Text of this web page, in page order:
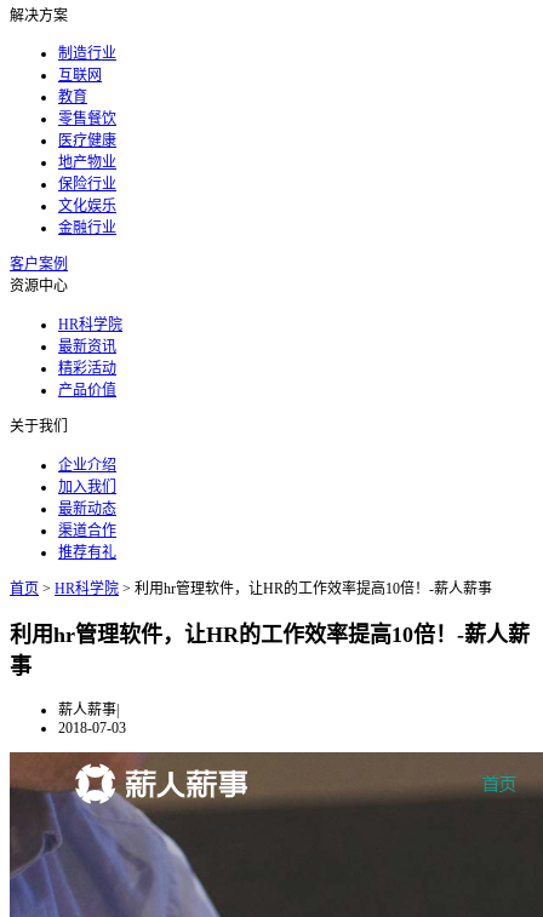
解决方案
制造行业
互联网
教育
零售餐饮
医疗健康
地产物业
保险行业
文化娱乐
金融行业
客户案例
资源中心
HR科学院
最新资讯
精彩活动
产品价值
关于我们
企业介绍
加入我们
最新动态
渠道合作
推荐有礼
首页 > HR科学院 > 利用hr管理软件，让HR的工作效率提高10倍！-薪人薪事
利用hr管理软件，让HR的工作效率提高10倍！-薪人薪
事
薪人薪事|
2018-07-03